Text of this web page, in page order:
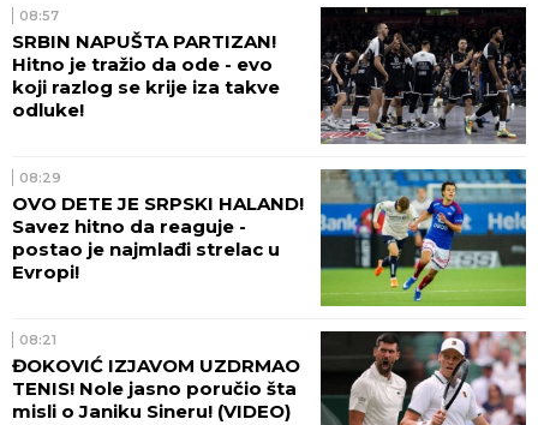
08:57
SRBIN NAPUŠTA PARTIZAN!
Hitno je tražio da ode - evo
koji razlog se krije iza takve
odluke!
08:29
OVO DETE JE SRPSKI HALAND!
Savez hitno da reaguje -
postao je najmlađi strelac u
Evropi!
08:21
ĐOKOVIĆ IZJAVOM UZDRMAO
TENIS! Nole jasno poručio šta
misli o Janiku Sineru! (VIDEO)